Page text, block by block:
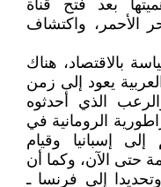
بعد فتح قناة
الأحمر، واكتشاف
بالاقتصاد، هناك
يعود إلى زمن
الذي أحدثوه
الرومانية في
إسبانيا وقيام
حتى الآن، وكما أن
إلى فرنسا ـ